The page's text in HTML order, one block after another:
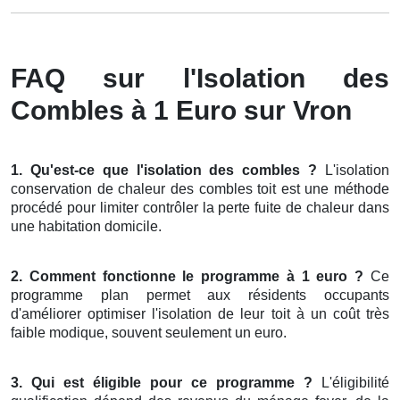
FAQ sur l'Isolation des
Combles à 1 Euro sur Vron
1. Qu'est-ce que l'isolation des combles ? L'isolation
conservation de chaleur des combles toit est une méthode
procédé pour limiter contrôler la perte fuite de chaleur dans
une habitation domicile.
2. Comment fonctionne le programme à 1 euro ? Ce
programme plan permet aux résidents occupants
d'améliorer optimiser l'isolation de leur toit à un coût très
faible modique, souvent seulement un euro.
3. Qui est éligible pour ce programme ? L'éligibilité